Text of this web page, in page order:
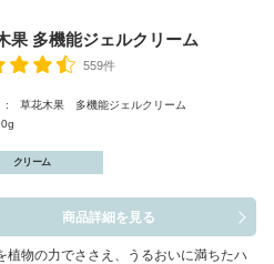
果 多機能ジェルクリーム
559件
: 草花木果 多機能ジェルクリーム
クリーム
商品詳細を見る
植物の力でささえ、うるおいに満ちたハ